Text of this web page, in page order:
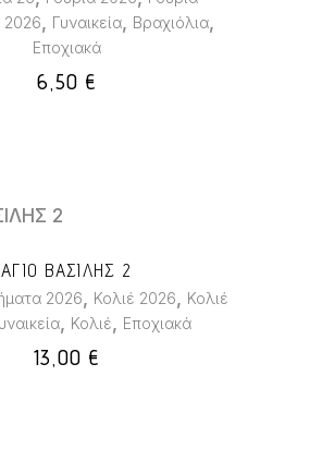
πολλαπλές
παραλλαγές.
Οι
προϊόντος
2026
Γυναικεία Βραχιόλια
Εποχιακά
6,50 €
ΑΓΙΟ ΒΑΣΙΛΗΣ 2
2026 Κολιέ 2026
Κολιέ
, Κολιέ Εποχιακά
13,00 €